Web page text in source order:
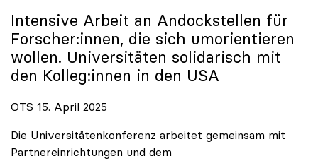
Intensive Arbeit an Andockstellen für
Forscher:innen, die sich umorientieren
wollen. Universitäten solidarisch mit
den Kolleg:innen in den USA
OTS 15. April 2025
Die Universitätenkonferenz arbeitet gemeinsam mit
Partnereinrichtungen und dem